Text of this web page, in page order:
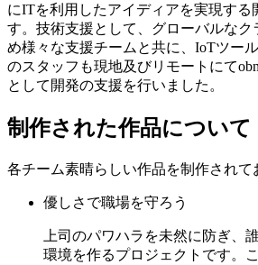
にITを利用したアイディアを実現する
す。技術支援として、グローバルなク
め様々な支援チームと共に、IoTツー
のスタッフも現地及びリモートにて
として開発の支援を行いました。
制作された作品について
各チーム素晴らしい作品を制作されて
優しさで職場を守ろう
上司のパワハラを未然に防ぎ、
環境を作るプロジェクトです。